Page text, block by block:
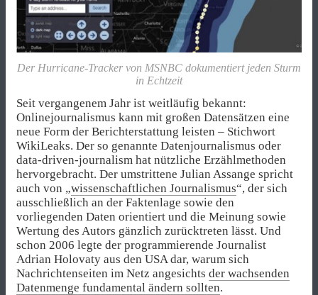
Der Hurricane-Tracker von MSNBC dokumentiert jeden Sturm
in Echtzeit
Seit vergangenem Jahr ist weitläufig bekannt:
Onlinejournalismus kann mit großen Datensätzen eine
neue Form der Berichterstattung leisten – Stichwort
WikiLeaks. Der so genannte Datenjournalismus oder
data-driven-journalism hat nützliche Erzählmethoden
hervorgebracht. Der umstrittene Julian Assange spricht
auch von „wissenschaftlichen Journalismus“, der sich
ausschließlich an der Faktenlage sowie den
vorliegenden Daten orientiert und die Meinung sowie
Wertung des Autors gänzlich zurücktreten lässt. Und
schon 2006 legte der programmierende Journalist
Adrian Holovaty aus den USA dar, warum sich
Nachrichtenseiten im Netz angesichts der wachsenden
Datenmenge fundamental ändern sollten.